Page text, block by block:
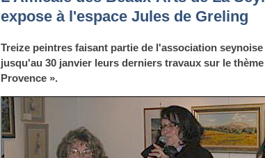
expose à l'espace Jules de Greling
Treize peintres faisant partie de l'association
jusqu'au 30 janvier leurs derniers travaux sur le
Provence ».